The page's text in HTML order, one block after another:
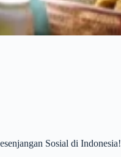
Sosial di Indonesia!